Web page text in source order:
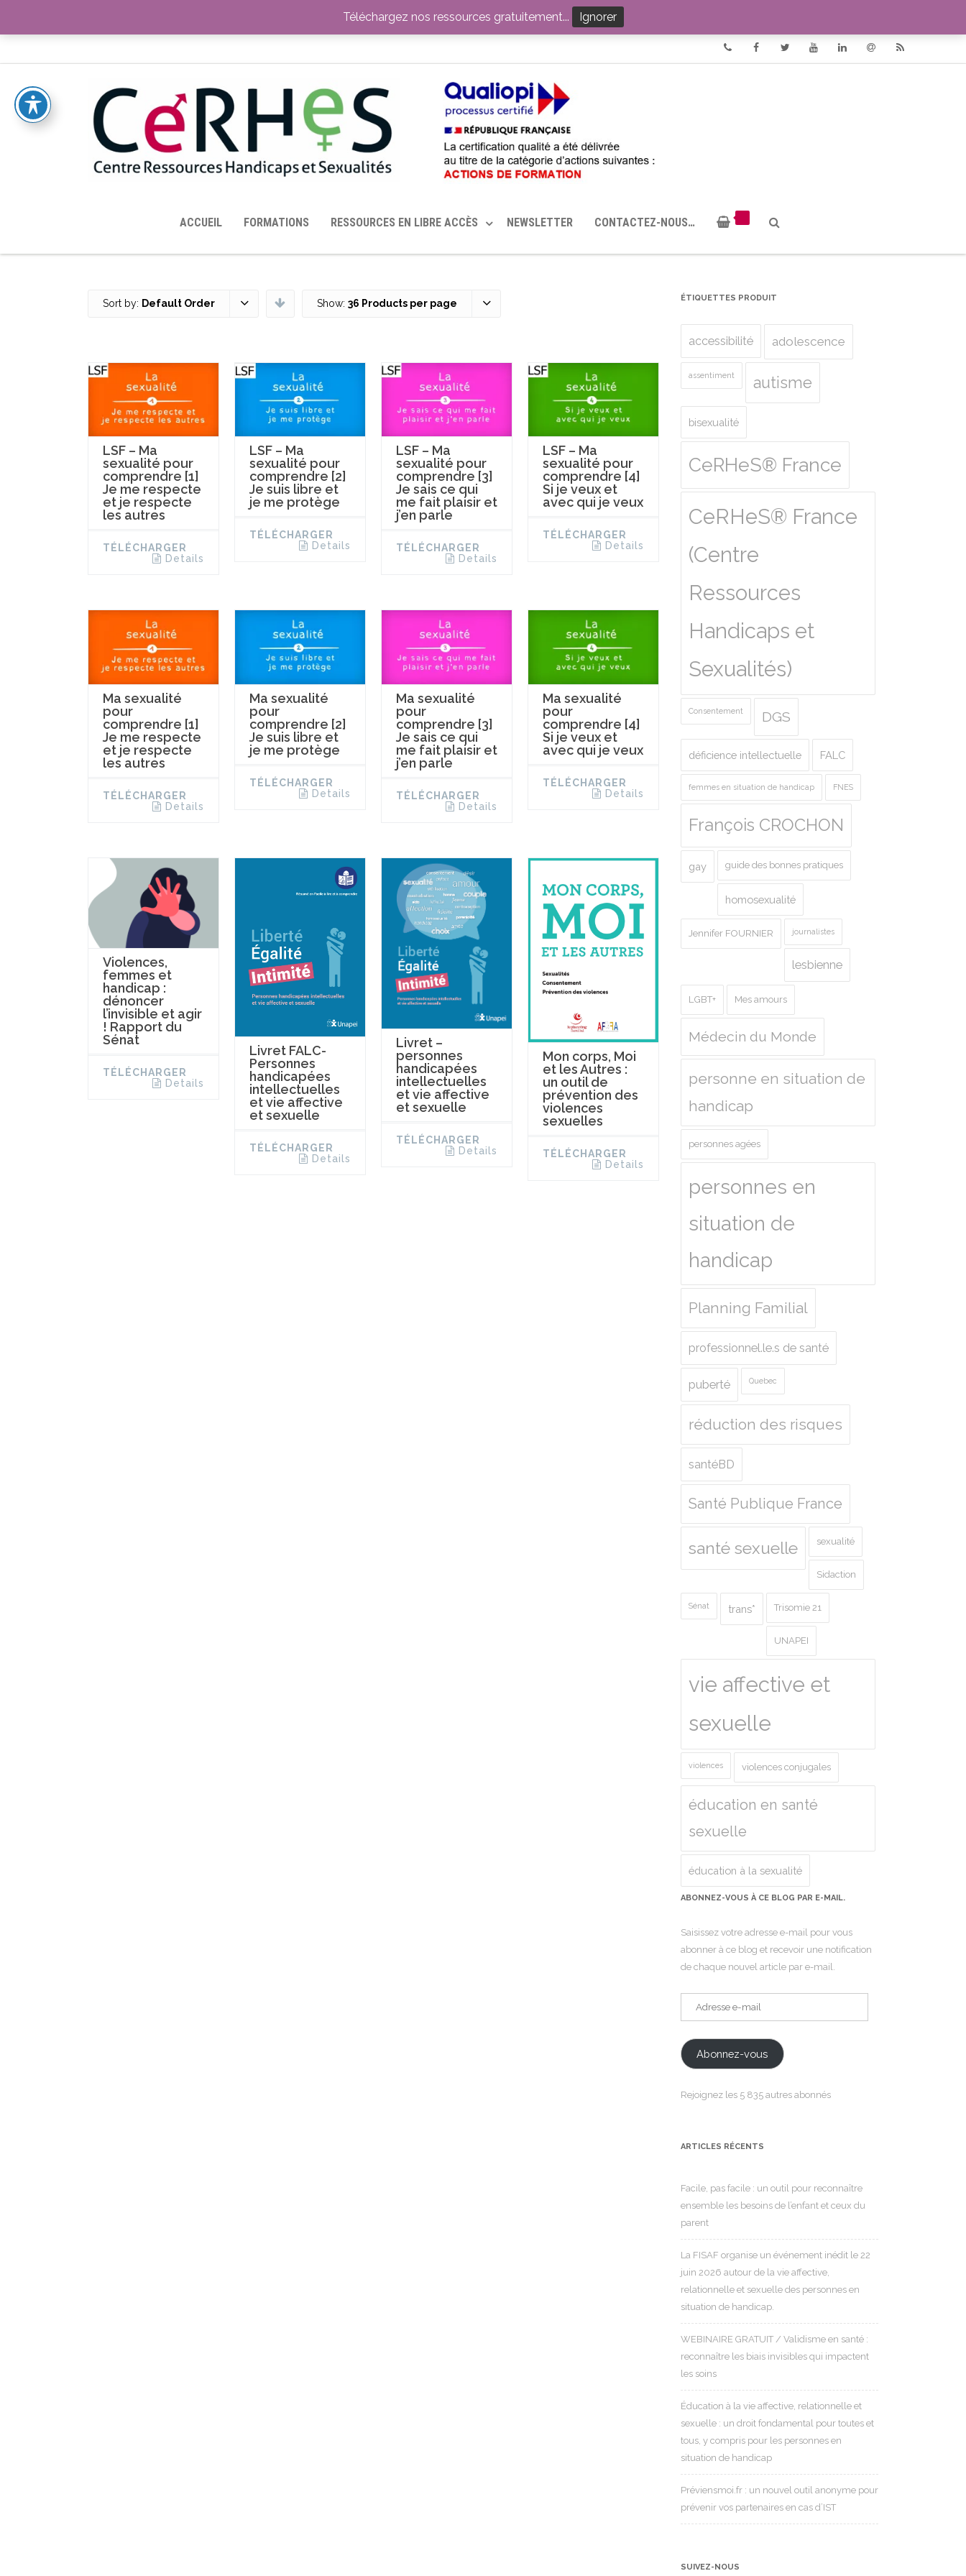
TOUTES LES RESSOURCES MISES À DISPOSITION PAR LE CERHES® FRANCE OUTILS EN SANTÉ SEXUELLE
ACCUEIL FORMATIONS RESSOURCES EN LIBRE ACCÈS NEWSLETTER CONTACTEZ-NOUS…
Sort by: Default Order Show: 36 Products per page
LSF – Ma
sexualité pour
comprendre [1]
Je me respecte
et je respecte
les autres
TÉLÉCHARGER
Details
LSF – Ma
sexualité pour
comprendre [2]
Je suis libre et
je me protège
TÉLÉCHARGER
Details
LSF – Ma
sexualité pour
comprendre [3]
Je sais ce qui
me fait plaisir et
j’en parle
TÉLÉCHARGER
Details
LSF – Ma
sexualité pour
comprendre [4]
Si je veux et
avec qui je veux
TÉLÉCHARGER
Details
Ma sexualité
pour
comprendre [1]
Je me respecte
et je respecte
les autres
TÉLÉCHARGER
Details
Ma sexualité
pour
comprendre [2]
Je suis libre et
je me protège
TÉLÉCHARGER
Details
Ma sexualité
pour
comprendre [3]
Je sais ce qui
me fait plaisir et
j’en parle
TÉLÉCHARGER
Details
Ma sexualité
pour
comprendre [4]
Si je veux et
avec qui je veux
TÉLÉCHARGER
Details
Violences,
femmes et
handicap :
dénoncer
l’invisible et agir
! Rapport du
Sénat
TÉLÉCHARGER
Details
Livret FALC-
Personnes
handicapées
intellectuelles
et vie affective
et sexuelle
TÉLÉCHARGER
Details
Livret –
personnes
handicapées
intellectuelles
et vie affective
et sexuelle
TÉLÉCHARGER
Details
Mon corps, Moi
et les Autres :
un outil de
prévention des
violences
sexuelles
TÉLÉCHARGER
Details
ÉTIQUETTES PRODUIT
accessibilité adolescence
assentiment autisme
bisexualité
CeRHeS® France
CeRHeS® France
(Centre
Ressources
Handicaps et
Sexualités)
Consentement DGS
déficience intellectuelle FALC
femmes en situation de handicap FNES
François CROCHON
gay guide des bonnes pratiques
homosexualité
Jennifer FOURNIER journalistes
lesbienne
LGBT+ Mes amours
Médecin du Monde
personne en situation de
handicap
personnes agées
personnes en
situation de
handicap
Planning Familial
professionnel.le.s de santé
puberté Quebec
réduction des risques
santéBD
Santé Publique France
santé sexuelle sexualité
Sidaction
Sénat trans* Trisomie 21
UNAPEI
vie affective et
sexuelle
violences violences conjugales
éducation en santé
sexuelle
éducation à la sexualité
ABONNEZ-VOUS À CE BLOG PAR E-MAIL.
Saisissez votre adresse e-mail pour vous
abonner à ce blog et recevoir une notification
de chaque nouvel article par e-mail.
Adresse
e-
Abonnez-vous
Rejoignez les 5 835 autres abonnés
ARTICLES RÉCENTS
Facile, pas facile : un outil pour reconnaître
ensemble les besoins de l’enfant et ceux du
parent
La FISAF organise un événement inédit le 22
juin 2026 autour de la vie affective,
relationnelle et sexuelle des personnes en
situation de handicap.
WEBINAIRE GRATUIT / Validisme en santé :
reconnaître les biais invisibles qui impactent
les soins
Éducation à la vie affective, relationnelle et
sexuelle : un droit fondamental pour toutes et
tous, y compris pour les personnes en
situation de handicap
Préviensmoi.fr : un nouvel outil anonyme pour
prévenir vos partenaires en cas d’IST
SUIVEZ-NOUS
Téléchargez nos ressources gratuitement... Ignorer